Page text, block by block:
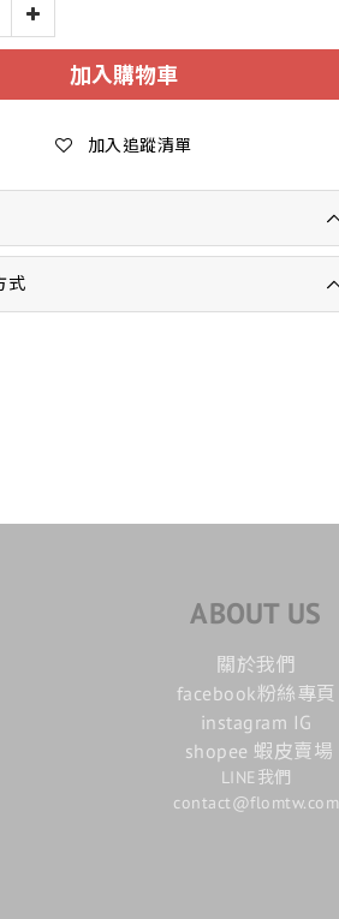
加入購物車
加入追蹤清單
式
ABOUT US
關於我們
facebook粉絲專頁
instagram IG
shopee 蝦皮賣場
LINE我們
contact@flomtw.com